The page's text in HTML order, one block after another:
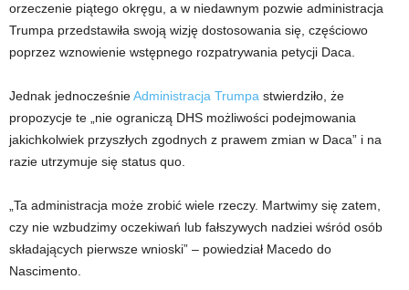
orzeczenie piątego okręgu, a w niedawnym pozwie administracja
Trumpa przedstawiła swoją wizję dostosowania się, częściowo
poprzez wznowienie wstępnego rozpatrywania petycji Daca.
Jednak jednocześnieAdministracja Trumpa stwierdziło, że
propozycje te „nie ograniczą DHS możliwości podejmowania
jakichkolwiek przyszłych zgodnych z prawem zmian w Daca” i na
razie utrzymuje się status quo.
„Ta administracja może zrobić wiele rzeczy. Martwimy się zatem,
czy nie wzbudzimy oczekiwań lub fałszywych nadziei wśród osób
składających pierwsze wnioski” – powiedział Macedo do
Nascimento.